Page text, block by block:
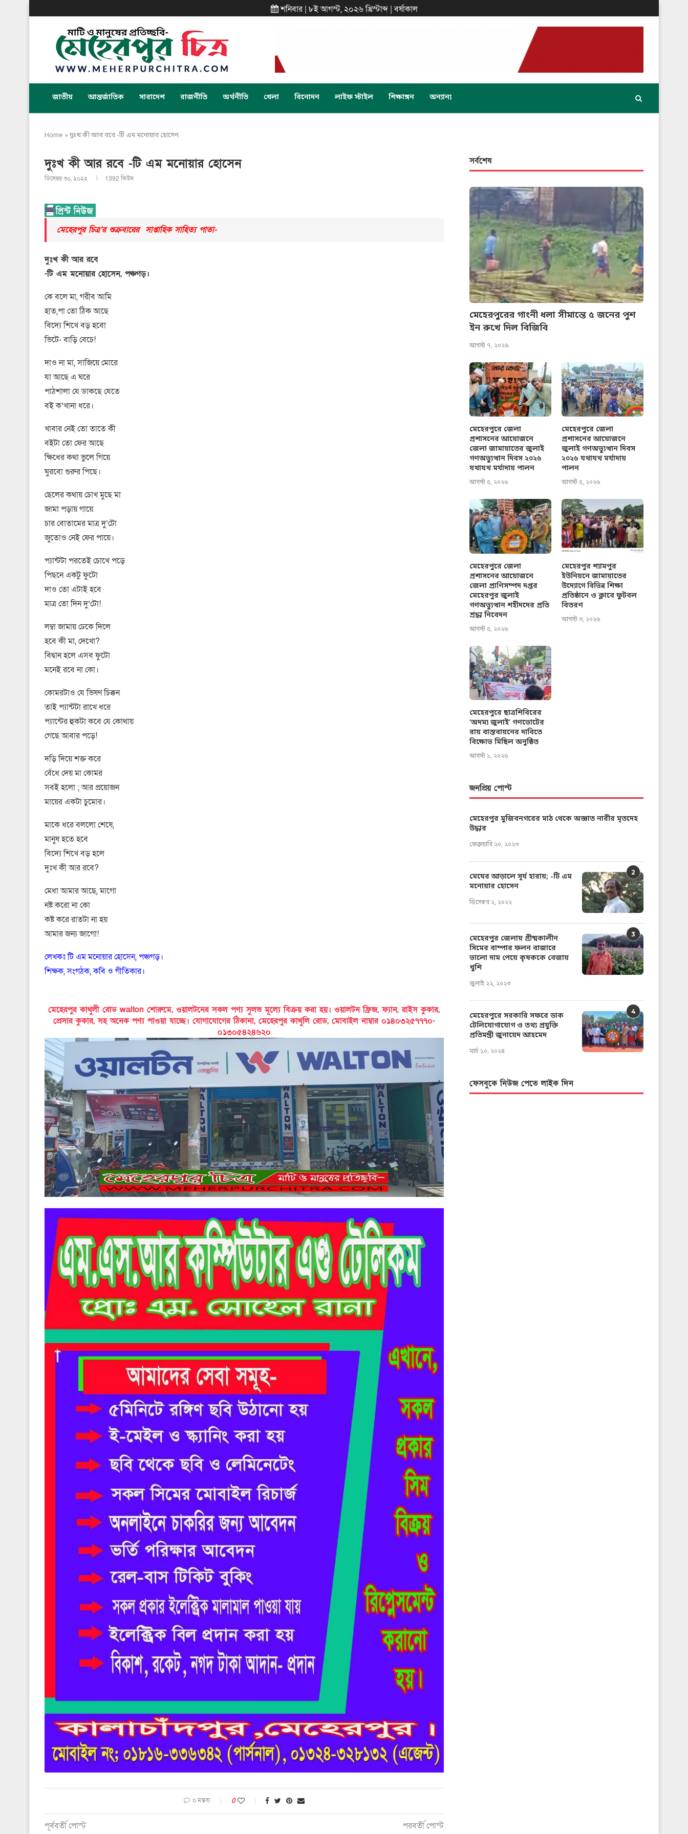
শনিবার | ৮ই আগস্ট, ২০২৬ খ্রিস্টাব্দ | বর্ষাকাল
জাতীয় আন্তর্জাতিক সারাদেশ রাজনীতি অর্থনীতি খেলা বিনোদন লাইফ স্টাইল শিক্ষাঙ্গন অন্যান্য
Home »দুঃখ কী আর রবে -টি এম মনোয়ার হোসেন
দুঃখ কী আর রবে -টি এম মনোয়ার হোসেন
ডিসেম্বর ৩০, ২০২২ 1392ভিউস
মেহেরপুর চিত্র’র শুক্রবারের সাপ্তাহিক সাহিত্য পাতা-
দুঃখ কী আর রবে
-টি এম মনোয়ার হোসেন, পঞ্চগড়।
কে বলে মা, গরীব আমি
হাত,পা তো ঠিক আছে
বিদ্যে শিখে বড় হবো
ভিটে- বাড়ি বেচে!
দাও না মা, সাজিয়ে মোরে
যা আছে এ ঘরে
পাঠশালা যে ডাকছে যেতে
বই ক’খানা ধরে।
খাবার নেই তো তাতে কী
বইটা তো ফের আছে
ক্ষিধের কথা ভুলে গিয়ে
ঘুরবো গুরুর পিছে।
ছেলের কথায় চোখ মুছে মা
জামা পড়ায় গায়ে
চার বোতামের মাত্র দু’টো
জুতোও নেই ফের পায়ে।
প্যান্টটা পরতেই চোখে পড়ে
পিছনে একটু ফুটো
দাও তো এটাই হবে
মাত্র তো দিন দু’টো!
লম্বা জামায় ঢেকে দিলে
হবে কী মা, দেখো?
বিদ্বান হলে এসব ফুটো
মনেই রবে না কো।
কোমরটাও যে ভিষণ চিক্কন
তাই প্যান্টটা রাখে ধরে
প্যান্টের হুকটা কবে যে কোথায়
গেছে আবার পড়ে!
দড়ি দিয়ে শক্ত করে
বেঁধে দেয় মা কোমর
সবই হলো ; আর প্রয়োজন
মায়ের একটা চুমোর।
মাকে ধরে বললো শেষে,
মানুষ হতে হবে
বিদ্যে শিখে বড় হলে
দুঃখ কী আর রবে?
মেধা আমার আছে, মাগো
নষ্ট করো না কো
কষ্ট করে রাতটা না হয়
আমার জন্য জাগো!
লেখকঃ টি এম মনোয়ার হোসেন, পঞ্চগড়।
শিক্ষক, সংগঠক, কবি ও গীতিকার।
মেহেরপুর কাথুলী রোড walton শোরুমে, ওয়ালটনের সকল পণ্য সুলভ মূল্যে বিক্রয় করা হয়। ওয়ালটন ফ্রিজ, ফ্যান, রাইস কুকার,
প্রেসার কুকার, সহ অনেক পণ্য পাওয়া যাচ্ছে। যোগাযোগের ঠিকানা, মেহেরপুর কাথুলি রোড, মোবাইল নাম্বার ০১৪০৩২৫৭৭৭০-
০১৩০৫৪২৪৬২০
০ মন্তব্য 0
পূর্ববর্তী পোস্ট পরবর্তী পোস্ট
সর্বশেষ
মেহেরপুরের গাংনী ধলা সীমান্তে ৫ জনের পুশ
ইন রুখে দিল বিজিবি
আগস্ট ৭, ২০২৬
মেহেরপুরে জেলা
প্রশাসনের আয়োজনে
জেলা জামায়াতের জুলাই
গণঅভ্যুত্থান দিবস ২০২৬
যথাযথ মর্যাদায় পালন
আগস্ট ৫, ২০২৬
মেহেরপুরে জেলা
প্রশাসনের আয়োজনে
জুলাই গণঅভ্যুত্থান দিবস
২০২৬ যথাযথ মর্যাদায়
পালন
আগস্ট ৫, ২০২৬
মেহেরপুরে জেলা
প্রশাসনের আয়োজনে
জেলা প্রাণিসম্পদ দপ্তর
মেহেরপুর জুলাই
গণঅভ্যুত্থান শহীদদের প্রতি
শ্রদ্ধা নিবেদন
আগস্ট ৫, ২০২৬
মেহেরপুর শ্যামপুর
ইউনিয়নে জামায়াতের
উদ্যোগে বিভিন্ন শিক্ষা
প্রতিষ্ঠানে ও ক্লাবে ফুটবল
বিতরণ
আগস্ট ৩, ২০২৬
মেহেরপুরে ছাত্রশিবিরের
‘অদম্য জুলাই’ গণভোটের
রায় বাস্তবায়নের দাবিতে
বিক্ষোভ মিছিল অনুষ্ঠিত
আগস্ট ১, ২০২৬
জনপ্রিয় পোস্ট
মেহেরপুর মুজিবনগরের মাঠ থেকে অজ্ঞাত নারীর মৃতদেহ
উদ্ধার
ফেব্রুয়ারি ২০, ২০২৩
2
মেঘের আড়ালে সূর্য হারায়; -টি এম
মনোয়ার হোসেন
ডিসেম্বর ২, ২০২২
3
মেহেরপুর জেলায় গ্রীষ্মকালীন
সিমের বাম্পার ফলন বাজারে
ভালো দাম পেয়ে কৃষককে বেজায়
খুশি
জুলাই ২২, ২০২৩
4
মেহেরপুরে সরকারি সফরে ডাক
টেলিযোগাযোগ ও তথ্য প্রযুক্তি
প্রতিমন্ত্রী জুনায়েদ আহমেদ
মার্চ ১০, ২০২৪
ফেসবুকে নিউজ পেতে লাইক দিন